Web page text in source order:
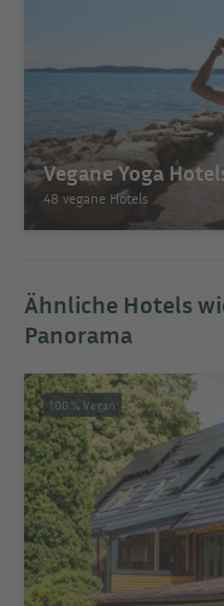
Vegane Yoga
48 vegane Hotels
Ähnliche Hotels
Panorama
100 % Vegan